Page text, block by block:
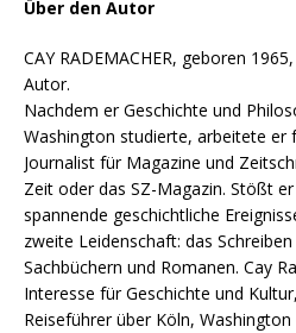
Über den Autor
CAY RADEMACHER, geboren
Autor.
Nachdem er Geschichte und
Washington studierte, arbeitete er
Journalist für Magazine und
Zeit oder das SZ-Magazin. Stößt
spannende geschichtliche
zweite Leidenschaft: das
Sachbüchern und Romanen. Cay
Interesse für Geschichte und
Reiseführer über Köln,